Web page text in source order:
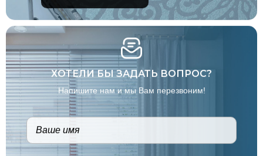
ХОТЕЛИ БЫ ЗАДАТЬ ВОПРОС?
Напишите нам и мы Вам перезвоним!